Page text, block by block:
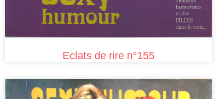
Eclats de rire n°155